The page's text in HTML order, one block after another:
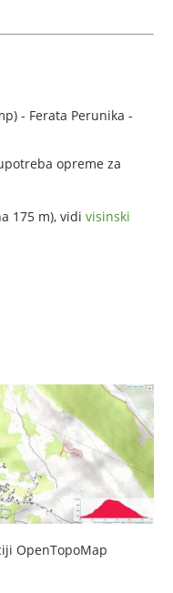
- Ferata Perunika -
opreme za
175 m), vidivisinski
OpenTopoMap